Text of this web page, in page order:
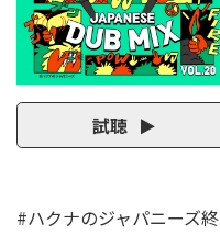
試聴
#ハクナのジャパニーズ